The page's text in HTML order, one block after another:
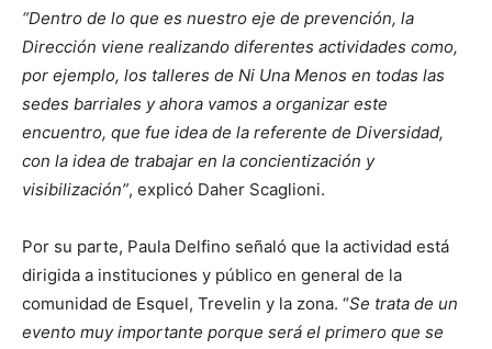
“Dentro de lo que es nuestro eje de prevención, la
Dirección viene realizando diferentes actividades como,
por ejemplo, los talleres de Ni Una Menos en todas las
sedes barriales y ahora vamos a organizar este
encuentro, que fue idea de la referente de Diversidad,
con la idea de trabajar en la concientización y
visibilización”, explicó Daher Scaglioni.
Por su parte, Paula Delfino señaló que la actividad está
dirigida a instituciones y público en general de la
comunidad de Esquel, Trevelin y la zona. “Se trata de un
evento muy importante porque será el primero que se